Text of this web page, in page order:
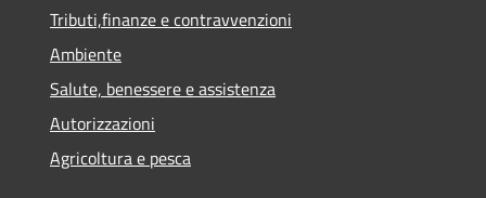
Tributi,finanze e contravvenzioni
Ambiente
Salute, benessere e assistenza
Autorizzazioni
Agricoltura e pesca